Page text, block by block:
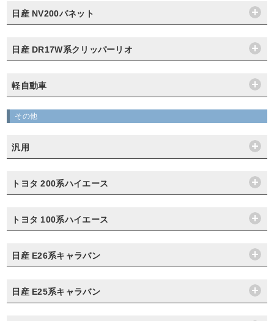
日産 NV200バネット
日産 DR17W系クリッパーリオ
軽自動車
その他
汎用
トヨタ 200系ハイエース
トヨタ 100系ハイエース
日産 E26系キャラバン
日産 E25系キャラバン